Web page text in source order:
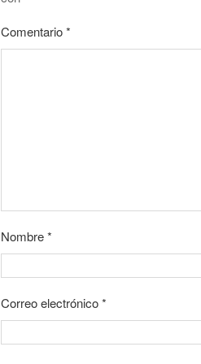
Comentario*
Nombre*
Correo electrónico*